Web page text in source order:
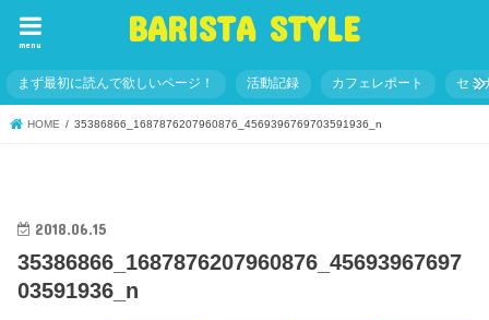
BARISTA STYLE
menu
まず最初に読んで欲しいページ！ 活動記録 カフェレポート セミ
HOME 35386866_1687876207960876_4569396769703591936_n
2018.06.15
35386866_1687876207960876_45693967697
03591936_n